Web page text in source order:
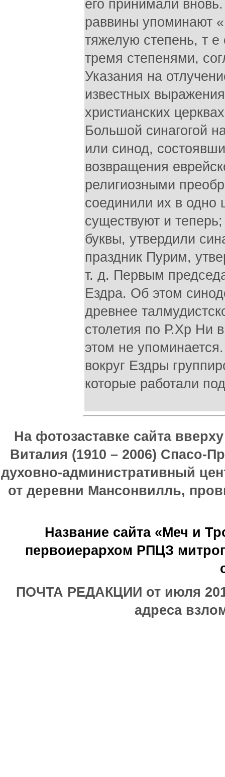
На фотозаставке сайта
Виталия (1910 – 2006) Спасо-
духовно-административный
от деревни Мансонвилль,
Название сайта «Меч и
первоиерархом РПЦЗ
ПОЧТА РЕДАКЦИИ от июля
адреса